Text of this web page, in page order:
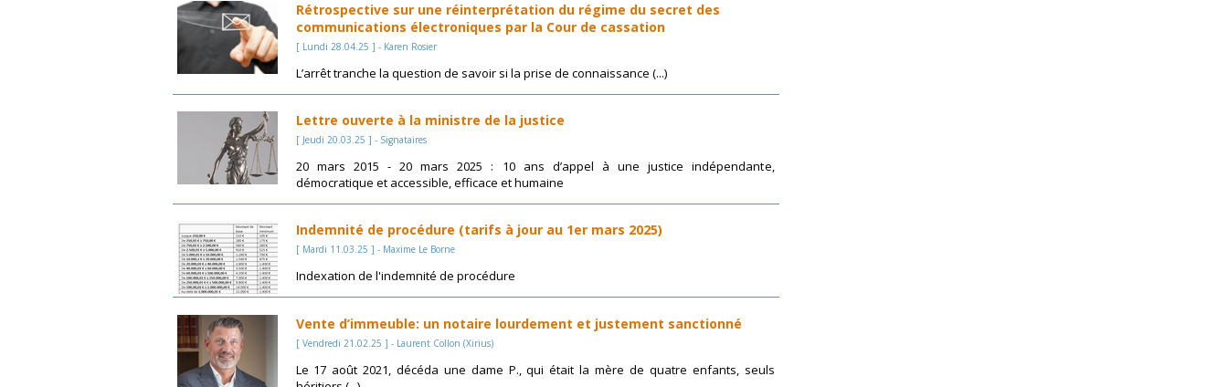
Rétrospective sur une réinterprétation du régime du secret des
communications électroniques par la Cour de cassation
[ Lundi 28.04.25 ] - Karen Rosier
L’arrêt tranche la question de savoir si la prise de connaissance (...)
Lettre ouverte à la ministre de la justice
[ Jeudi 20.03.25 ] - Signataires
20 mars 2015 - 20 mars 2025 : 10 ans d’appel à une justice indépendante,
démocratique et accessible, efficace et humaine
Indemnité de procédure (tarifs à jour au 1er mars 2025)
[ Mardi 11.03.25 ] - Maxime Le Borne
Indexation de l'indemnité de procédure
Vente d’immeuble: un notaire lourdement et justement sanctionné
[ Vendredi 21.02.25 ] - Laurent Collon (Xirius)
Le 17 août 2021, décéda une dame P., qui était la mère de quatre enfants, seuls